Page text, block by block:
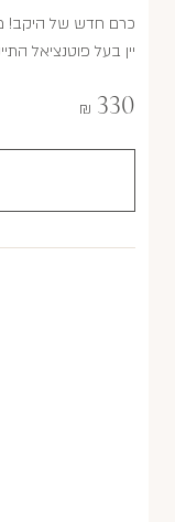
כרם חדש של היקב!
יין בעל פוטנציאל
330
₪